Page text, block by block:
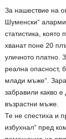
За нашествие на
Шуменски“
статистика, която
хванат поне 20
уличното платно.
реална опасност,
млади мъже“.
забравили какво
възрастни мъже.
Те не спестиха и
избухнал“ пред